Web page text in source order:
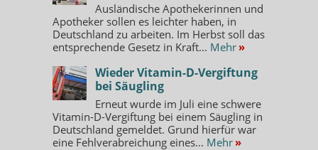
Ausländische Apothekerinnen und
Apotheker sollen es leichter haben, in
Deutschland zu arbeiten. Im Herbst soll das
entsprechende Gesetz in Kraft... Mehr »
Wieder Vitamin-D-Vergiftung
bei Säugling
Erneut wurde im Juli eine schwere
Vitamin-D-Vergiftung bei einem Säugling in
Deutschland gemeldet. Grund hierfür war
eine Fehlverabreichung eines... Mehr »